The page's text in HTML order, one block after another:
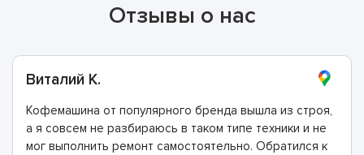
Отзывы о нас
Виталий К.
Кофемашина от популярного бренда вышла из строя,
а я совсем не разбираюсь в таком типе техники и не
мог выполнить ремонт самостоятельно. Обратился к